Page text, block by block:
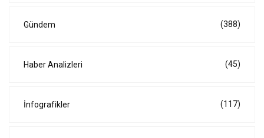
Gündem (388)
Haber Analizleri (45)
İnfografikler (117)